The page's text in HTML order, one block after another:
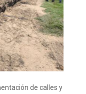
de calles y